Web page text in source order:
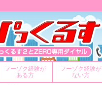
フーゾク経験が
ある方
フーゾク経験が
ない方